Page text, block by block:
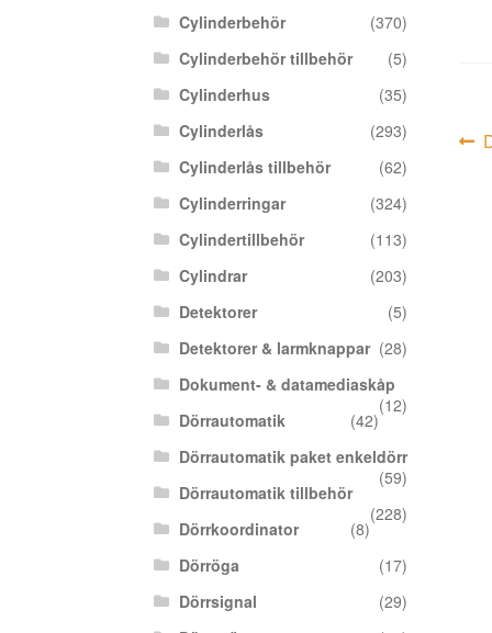
Cylinderbehör
(370)
Cylinderbehör tillbehör
(5)
Cylinderhus
(35)
Cylinderlås
(293)
Cylinderlås tillbehör
(62)
Cylinderringar
(324)
Cylindertillbehör
(113)
Cylindrar
(203)
Detektorer
(5)
Detektorer & larmknappar (28)
Dokument- & datamediaskåp
(12)
Dörrautomatik
(42)
Dörrautomatik paket enkeldörr
(59)
Dörrautomatik tillbehör
(228)
Dörrkoordinator
(8)
Dörröga
(17)
Dörrsignal
(29)